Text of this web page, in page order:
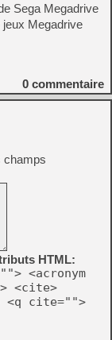
Sega Megadrive
jeux Megadrive
0 commentaire
champs
HTML:
<acronym
<cite>
<q cite="">